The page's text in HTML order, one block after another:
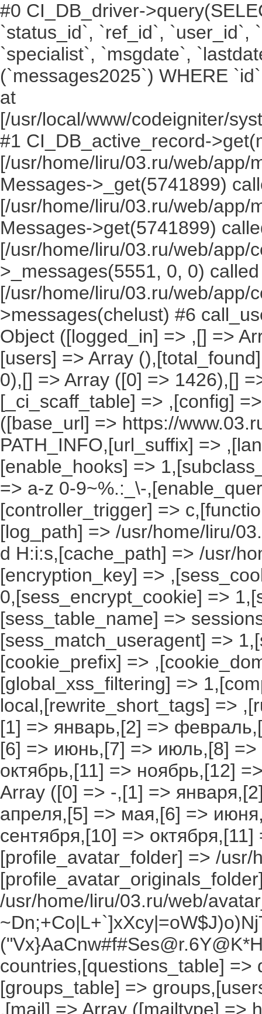
#0 CI_DB_driver-
`status_id`, `ref_id`, `user_id`,
`specialist`, `msgdate`,
(`messages2025`) WHERE
at
[/usr/local/www/codeigniter/
#1 CI_DB_active_record-
[/usr/home/liru/03.ru/web/app/
Messages->_get(5741899)
[/usr/home/liru/03.ru/web/app/
Messages->get(5741899)
[/usr/home/liru/03.ru/web/app/
>_messages(5551, 0, 0)
[/usr/home/liru/03.ru/web/app/
>messages(chelust) #6
Object ([logged_in] => ,[] =>
[users] => Array
0),[] => Array ([0] => 1426),[]
[_ci_scaff_table] => ,[config]
([base_url] => https://
PATH_INFO,[url_suffix] =>
[enable_hooks] =>
=> a-z 0-9~%.:_\-
[controller_trigger] =>
[log_path] => /usr/home/liru/
d H:i:s,[cache_path] => /usr/
[encryption_key] =>
0,[sess_encrypt_cookie] =>
[sess_table_name] =>
[sess_match_useragent] =>
[cookie_prefix] =>
[global_xss_filtering] =>
local,[rewrite_short_tags] =>
[1] => январь,[2] =>
[6] => июнь,[7] => июль,[8] =>
октябрь,[11] => ноябрь,[12]
Array ([0] => -,[1] =>
апреля,[5] => мая,[6] =>
сентября,[10] =>
[profile_avatar_folder] => /
/usr/home/liru/03.ru/web/
countries,[questions_table]
[groups_table] =>
,[mail] => Array ([mailtype] =>